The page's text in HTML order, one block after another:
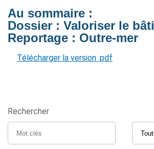
Au sommaire :
Dossier : Valoriser le bâti
Reportage : Outre-mer
Télécharger la version .pdf
Rechercher